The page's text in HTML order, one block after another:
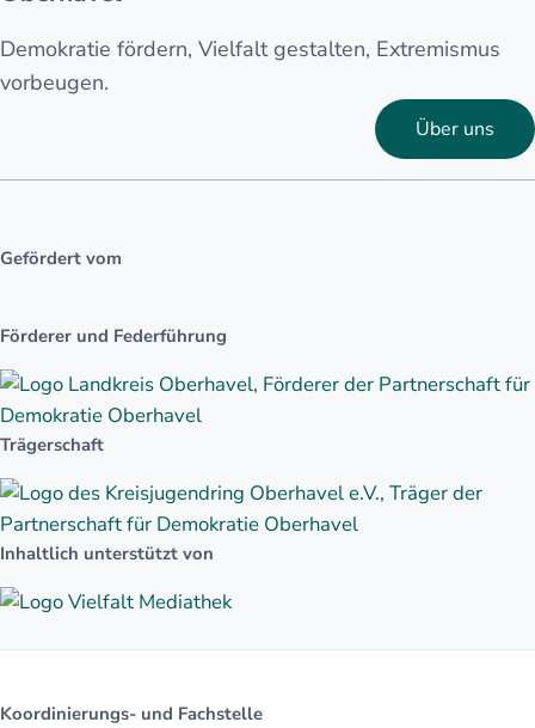
Demokratie fördern, Vielfalt gestalten, Extremismus
vorbeugen.
Über uns
Gefördert vom
Förderer und Federführung
Trägerschaft
Inhaltlich unterstützt von
Koordinierungs- und Fachstelle